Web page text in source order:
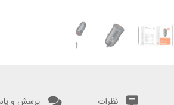
نظرات پرسش و